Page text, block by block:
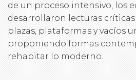
de un proceso intensivo, los
desarrollaron lecturas críticas
plazas, plataformas y vacíos
proponiendo formas
rehabitar lo moderno.